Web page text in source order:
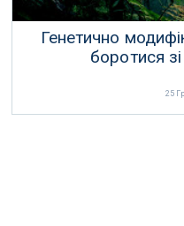
Генетично
боротися
25